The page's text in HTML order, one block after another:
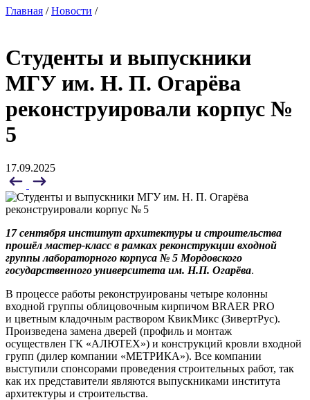
Главная /Новости /
Студенты и выпускники
МГУ им. Н. П. Огарёва
реконструировали корпус №
5
17.09.2025
17 сентября институт архитектуры и строительства
прошёл мастер-класс в рамках реконструкции входной
группы лабораторного корпуса № 5 Мордовского
государственного университета им. Н.П. Огарёва.
В процессе работы реконструированы четыре колонны
входной группы облицовочным кирпичом BRAER PRO
и цветным кладочным раствором КвикМикс (ЗивертРус).
Произведена замена дверей (профиль и монтаж
осуществлен ГК «АЛЮТЕХ») и конструкций кровли входной
групп (дилер компании «МЕТРИКА»). Все компании
выступили спонсорами проведения строительных работ, так
как их представители являются выпускниками института
архитектуры и строительства.